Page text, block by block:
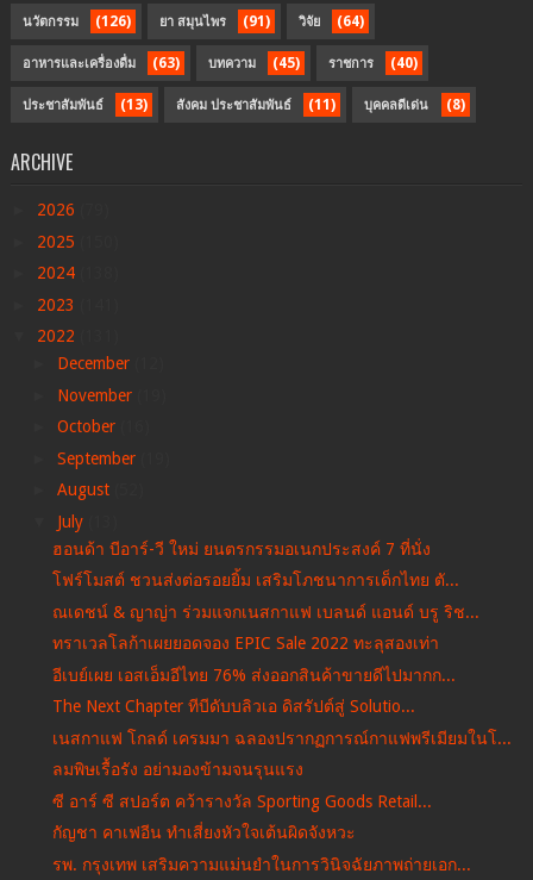
นวัตกรรม (126) ยา สมุนไพร (91) วิจัย (64)
อาหารและเครื่องดื่ม (63) บทความ (45) ราชการ (40)
ประชาสัมพันธ์ (13) สังคม ประชาสัมพันธ์ (11) บุคคลดีเด่น (8)
ARCHIVE
2026
2025
2024
2023
2022
December
November
October
September
August
July
ฮอนด้า บีอาร์-วี ใหม่ ยนตรกรรมอเนกประสงค์ 7 ที่นั่ง
โฟร์โมสต์ ชวนส่งต่อรอยยิ้ม เสริมโภชนาการเด็กไทย ตั...
ณเดชน์ & ญาญ่า ร่วมแจกเนสกาแฟ เบลนด์ แอนด์ บรู ริช...
ทราเวลโลก้าเผยยอดจอง EPIC Sale 2022 ทะลุสองเท่า
อีเบย์เผย เอสเอ็มอีไทย 76% ส่งออกสินค้าขายดีไปมากก...
The Next Chapter ทีบีดับบลิวเอ ดิสรัปต์สู่ Solutio...
เนสกาแฟ โกลด์ เครมมา ฉลองปรากฏการณ์กาแฟพรีเมียมในโ...
ลมพิษเรื้อรัง อย่ามองข้ามจนรุนแรง
ซี อาร์ ซี สปอร์ต คว้ารางวัล Sporting Goods Retail...
กัญชา คาเฟอีน ทำเสี่ยงหัวใจเต้นผิดจังหวะ
รพ. กรุงเทพ เสริมความแม่นยำในการวินิจฉัยภาพถ่ายเอก...